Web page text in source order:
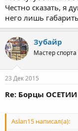
Честно сказать, я
него лишь
Зубайр
Мастер спорта
23 Дек 2015
Re: Борцы
Aslan15 написал(а):